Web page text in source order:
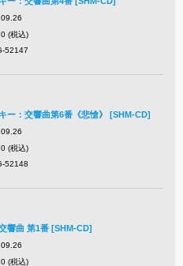
(税込)
52147
ー：交響曲第6番《悲愴》 [SHM-CD]
(税込)
52148
響曲 第1番 [SHM-CD]
(税込)